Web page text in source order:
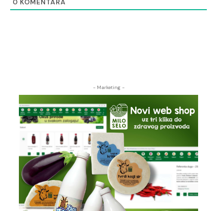
0 KOMENTARA
- Marketing -